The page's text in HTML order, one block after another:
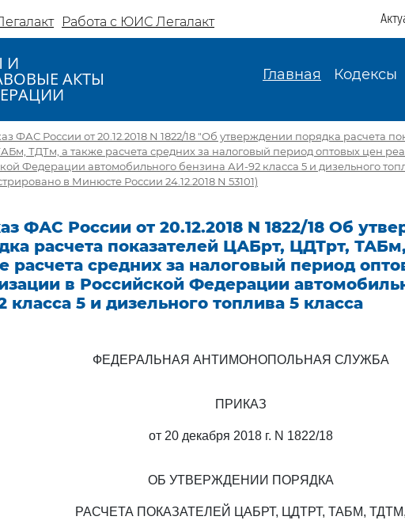
Работа с ЮИС Легалакт
И
АКТЫ Главная Кодексы
ФАС России от 20.12.2018 N 1822/18 "Об утверждении порядка расчета
ТДТм, а также расчета средних за налоговый период оптовых цен
Федерации автомобильного бензина АИ-92 класса 5 и дизельного
в Минюсте России 24.12.2018 N 53101)
ФАС России от 20.12.2018 N 1822/18 Об
расчета показателей ЦАБрт, ЦДТрт,
расчета средних за налоговый период
в Российской Федерации
класса 5 и дизельного топлива 5 класса
ФЕДЕРАЛЬНАЯ АНТИМОНОПОЛЬНАЯ СЛУЖБА
ПРИКАЗ
от 20 декабря 2018 г. N 1822/18
ОБ УТВЕРЖДЕНИИ ПОРЯДКА
РАСЧЕТА ПОКАЗАТЕЛЕЙ ЦАБРТ, ЦДТРТ, ТАБМ, ТДТМ,